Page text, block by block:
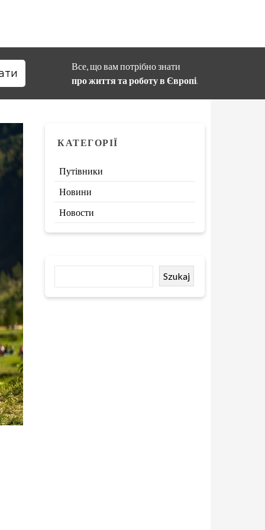
Все, що вам потрібно знати
про життя та роботу в Європі.
КАТЕГОРІЇ
Путівники
Новини
Новости
Szukaj